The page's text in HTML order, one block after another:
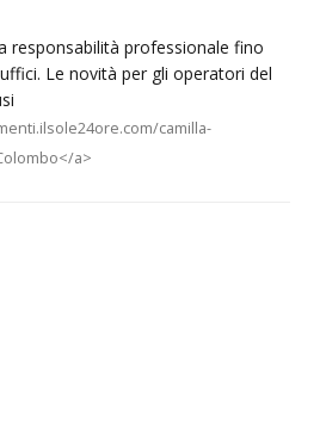
responsabilità professionale fino
Le novità per gli operatori del
camilla-
a>